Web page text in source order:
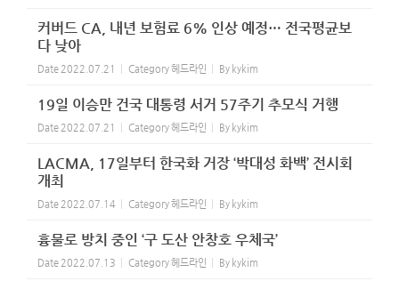
커버드 CA, 내년 보험료 6% 인상 예정… 전국평균보
다 낮아
Date 2022.07.21 Category헤드라인 By kykim
19일 이승만 건국 대통령 서거 57주기 추모식 거행
Date 2022.07.21 Category헤드라인 By kykim
LACMA, 17일부터 한국화 거장 ‘박대성 화백’ 전시회
개최
Date 2022.07.14 Category헤드라인 By kykim
흉물로 방치 중인 ‘구 도산 안창호 우체국’
Date 2022.07.13 Category헤드라인 By kykim